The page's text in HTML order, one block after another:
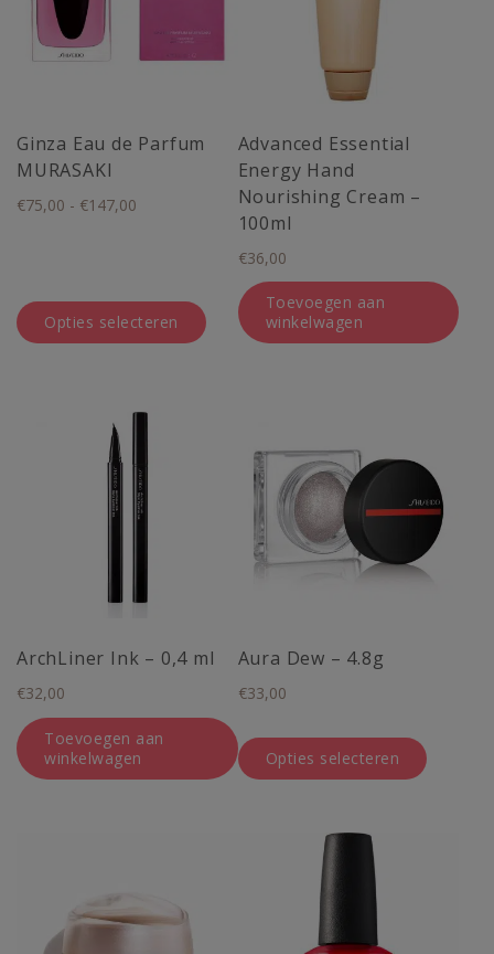
Ginza Eau de Parfum
MURASAKI
€75,00 - €147,00
Opties selecteren
variaties.
Deze
gekozen
worden
Advanced Essential
Energy Hand
Nourishing Cream –
100ml
€36,00
Toevoegen aan
winkelwagen
ArchLiner Ink – 0,4 ml
€32,00
Toevoegen aan
winkelwagen
Aura Dew – 4.8g
€33,00
Opties selecteren
heeft
meerdere
variaties.
Deze
gekozen
de
productpagina